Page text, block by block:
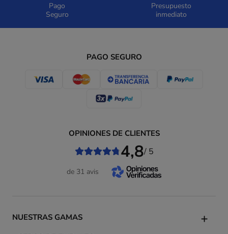
Pago
Seguro
Presupuesto
inmediato
PAGO SEGURO
NUESTRAS GAMAS
OPINIONES DE CLIENTES
4,8/ 5
de 31 avis